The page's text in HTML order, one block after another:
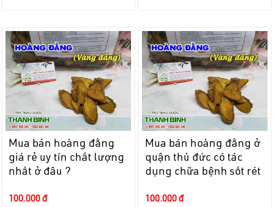
Mua bán hoàng đằng
giá rẻ uy tín chất lượng
nhất ở đâu ?
100.000 đ
Mua bán hoàng đằng ở
quận thủ đức có tác
dụng chữa bệnh sốt rét
100.000 đ